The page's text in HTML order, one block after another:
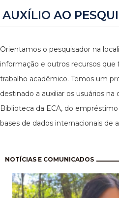
AUXÍLIO AO
Orientamos o pesquisador na
informação e outros recursos que
trabalho acadêmico. Temos um
destinado a auxiliar os usuários
Biblioteca da ECA, do
bases de dados internacionais de
NOTÍCIAS E COMUNICADOS
Pagination